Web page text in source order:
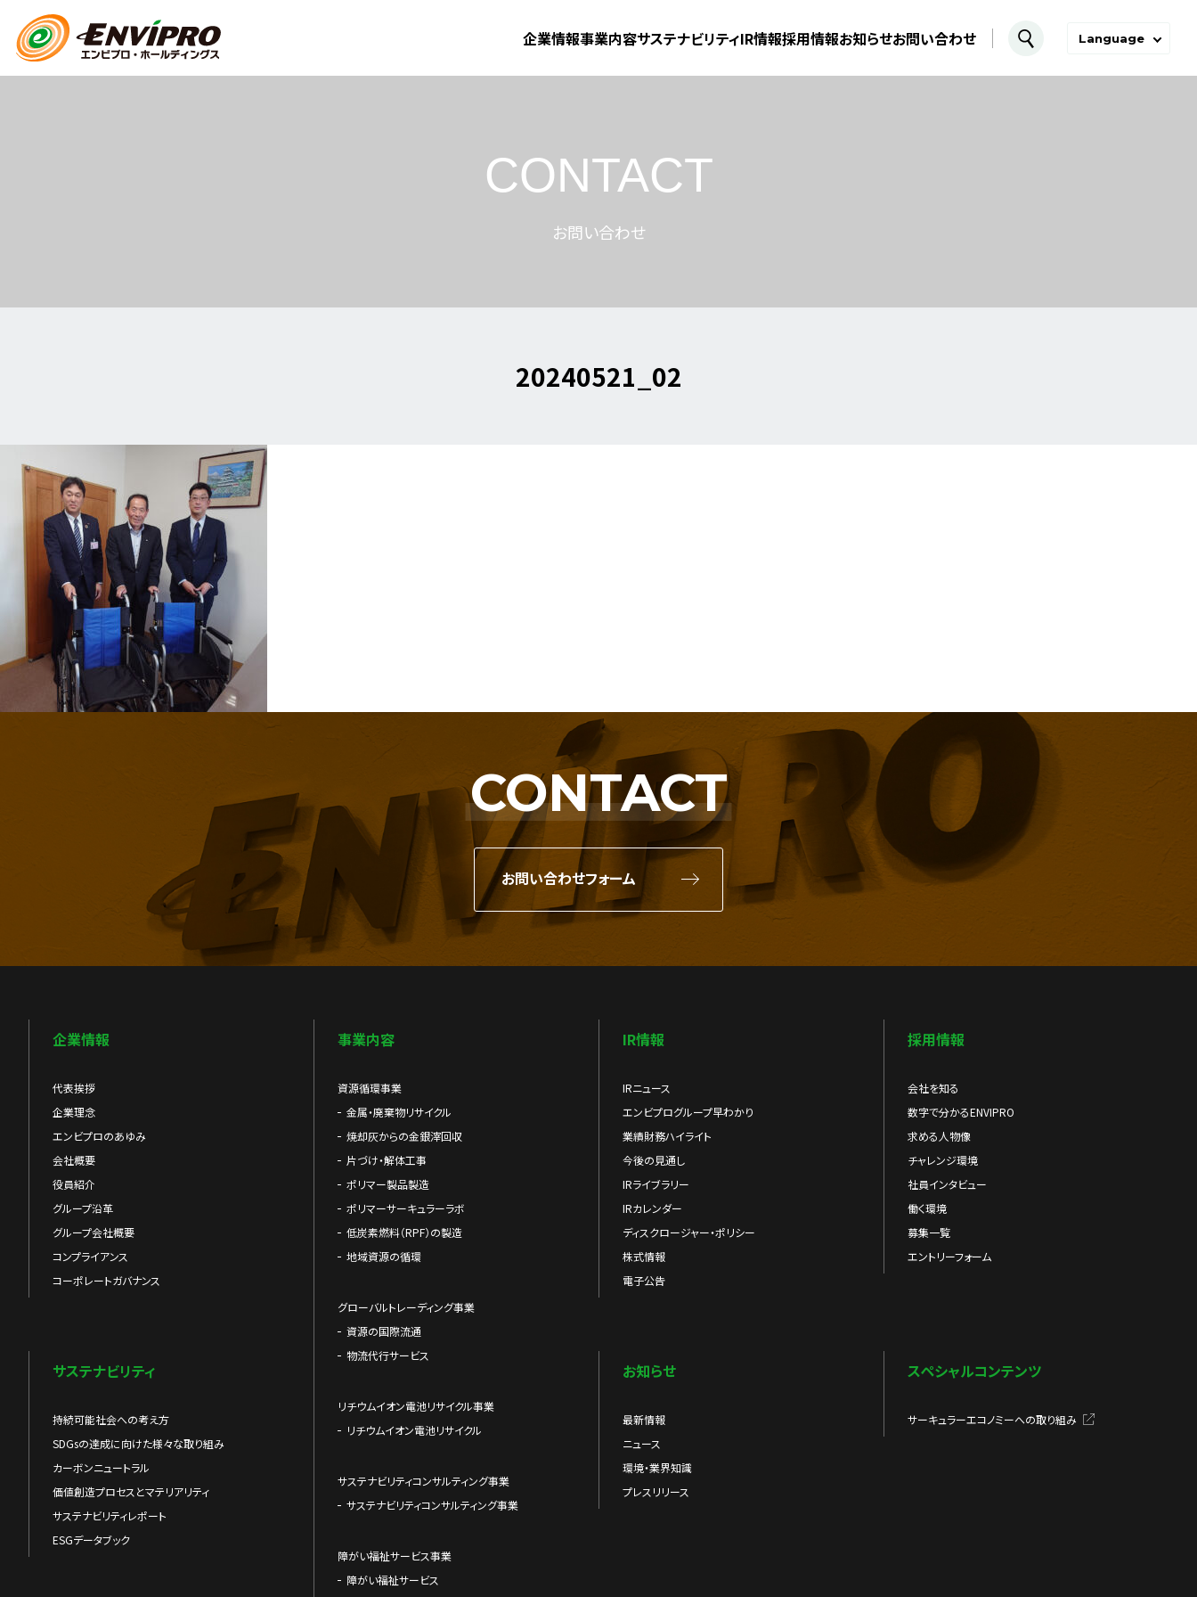
企業情報事業内容サステナビリティIR情報採用情報お知らせお問い合わせ Language
CONTACT
お問い合わせ
20240521_02
CONTACT
お問い合わせフォーム
企業情報
代表挨拶
企業理念
エンビプロのあゆみ
会社概要
役員紹介
グループ沿革
グループ会社概要
コンプライアンス
コーポレートガバナンス
事業内容
資源循環事業
金属・廃棄物リサイクル
焼却灰からの金銀滓回収
片づけ・解体工事
ポリマー製品製造
ポリマーサーキュラーラボ
低炭素燃料（RPF）の製造
地域資源の循環
グローバルトレーディング事業
資源の国際流通
物流代行サービス
リチウムイオン電池リサイクル事業
リチウムイオン電池リサイクル
サステナビリティコンサルティング事業
サステナビリティコンサルティング事業
障がい福祉サービス事業
障がい福祉サービス
IR情報
IRニュース
エンビプログループ早わかり
業績財務ハイライト
今後の見通し
IRライブラリー
IRカレンダー
ディスクロージャー・ポリシー
株式情報
電子公告
採用情報
会社を知る
数字で分かるENVIPRO
求める人物像
チャレンジ環境
社員インタビュー
働く環境
募集一覧
エントリーフォーム
サステナビリティ
持続可能社会への考え方
SDGsの達成に向けた様々な取り組み
カーボンニュートラル
価値創造プロセスとマテリアリティ
サステナビリティレポート
ESGデータブック
お知らせ
最新情報
ニュース
環境・業界知識
プレスリリース
スペシャルコンテンツ
サーキュラーエコノミーへの取り組み